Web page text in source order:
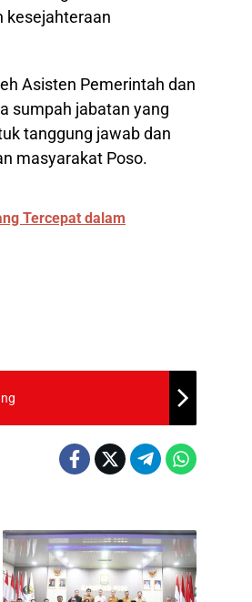
kesejahteraan
Asisten Pemerintah dan
sumpah jabatan yang
tanggung jawab dan
masyarakat Poso.
Tercepat dalam